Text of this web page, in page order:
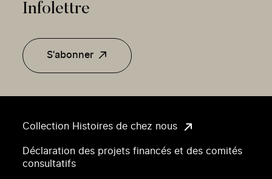
Collection Histoires de chez nous
Déclaration des projets financés et des comités
consultatifs
Infolettre
S'abonner